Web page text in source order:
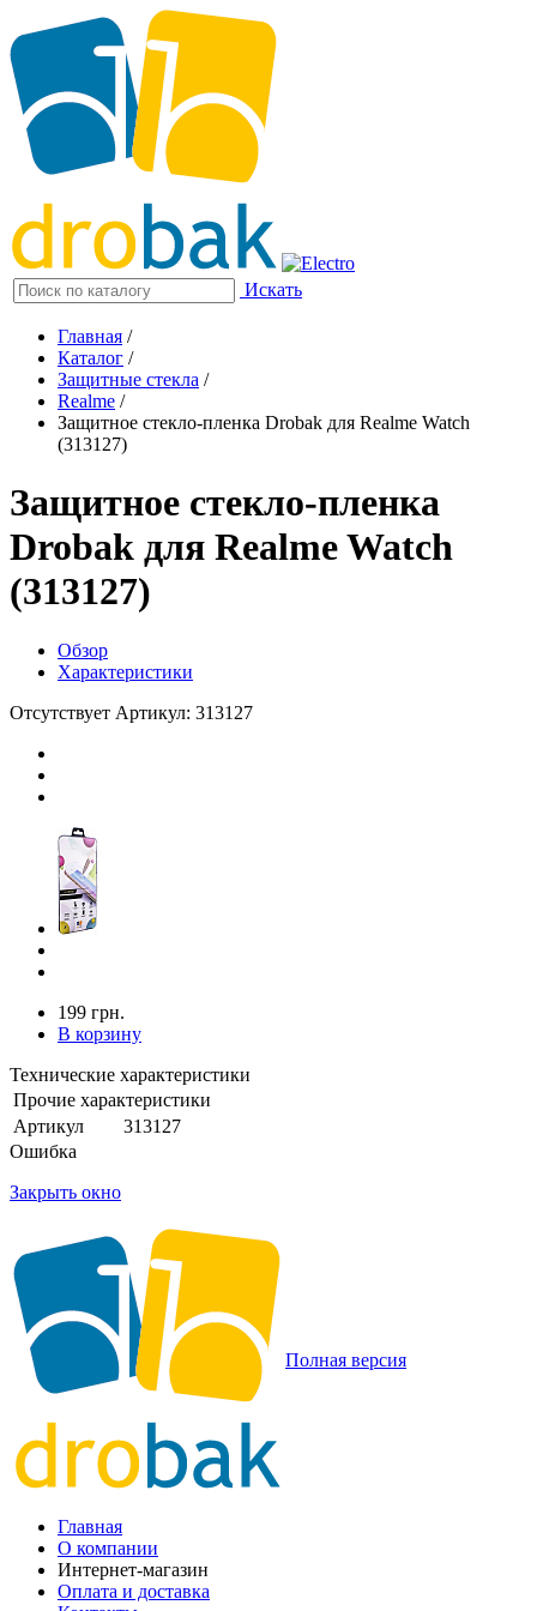
Искать
Главная /
Каталог /
Защитные стекла /
Realme /
Защитное стекло-пленка Drobak для Realme Watch
(313127)
Защитное стекло-пленка
Drobak для Realme Watch
(313127)
Обзор
Характеристики
Отсутствует Артикул: 313127
199 грн.
В корзину
Технические характеристики
Прочие характеристики
Артикул
313127
Ошибка
Закрыть окно
Полная версия
Главная
О компании
Интернет-магазин
Оплата и доставка